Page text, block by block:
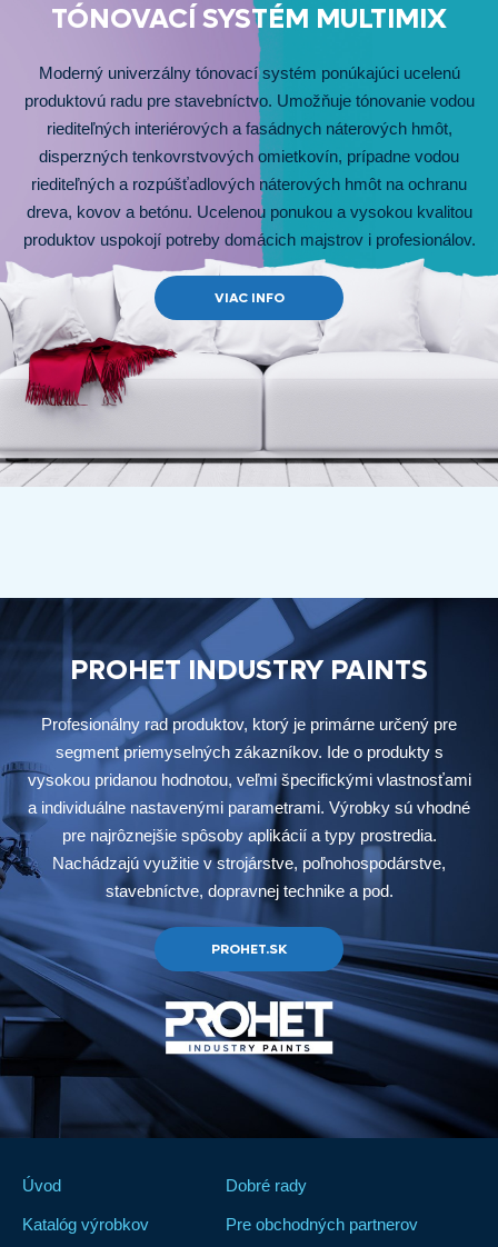
TÓNOVACÍ SYSTÉM MULTIMIX
Moderný univerzálny tónovací systém ponúkajúci ucelenú
produktovú radu pre stavebníctvo. Umožňuje tónovanie vodou
riediteľných interiérových a fasádnych náterových hmôt,
disperzných tenkovrstvových omietkovín, prípadne vodou
riediteľných a rozpúšťadlových náterových hmôt na ochranu
dreva, kovov a betónu. Ucelenou ponukou a vysokou kvalitou
produktov uspokojí potreby domácich majstrov i profesionálov.
VIAC INFO
PROHET INDUSTRY PAINTS
Profesionálny rad produktov, ktorý je primárne určený pre
segment priemyselných zákazníkov. Ide o produkty s
vysokou pridanou hodnotou, veľmi špecifickými vlastnosťami
a individuálne nastavenými parametrami. Výrobky sú vhodné
pre najrôznejšie spôsoby aplikácií a typy prostredia.
Nachádzajú využitie v strojárstve, poľnohospodárstve,
stavebníctve, dopravnej technike a pod.
PROHET.SK
Úvod
Katalóg výrobkov
Dobré rady
Pre obchodných partnerov